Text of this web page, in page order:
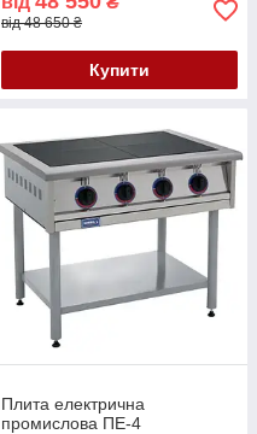
від 48 650 ₴
Купити
Плита електрична
промислова ПЕ-4